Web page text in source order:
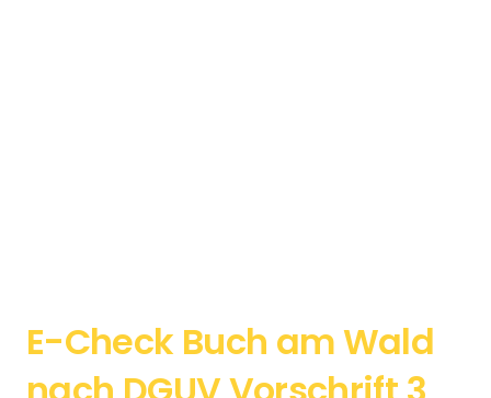
E-Check Buch am Wald